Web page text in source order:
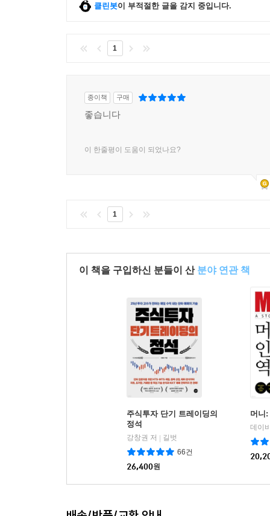
클린봇이 부적절한 글을 감지 중입니다.
1
종이책 구매
좋습니다
이 한줄평이 도움이 되었나요?
1
이 책을 구입하신 분들이 산 분야 연관 책
주식투자 단기 트레이딩의
정석
강창권 저 | 길벗
66건
26,400원
머니